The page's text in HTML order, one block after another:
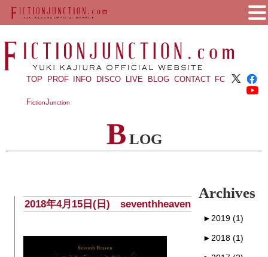
TOP PROF INFO DISCO LIVE BLOG CONTACT FC
FictionJunction
B LOG
2018年4月15日(日) seventhheaven
Archives
► 2019 (1)
► 2018 (1)